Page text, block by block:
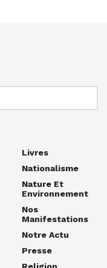
Livres
Nationalisme
Nature Et
Environnement
Nos
Manifestations
Notre Actu
Presse